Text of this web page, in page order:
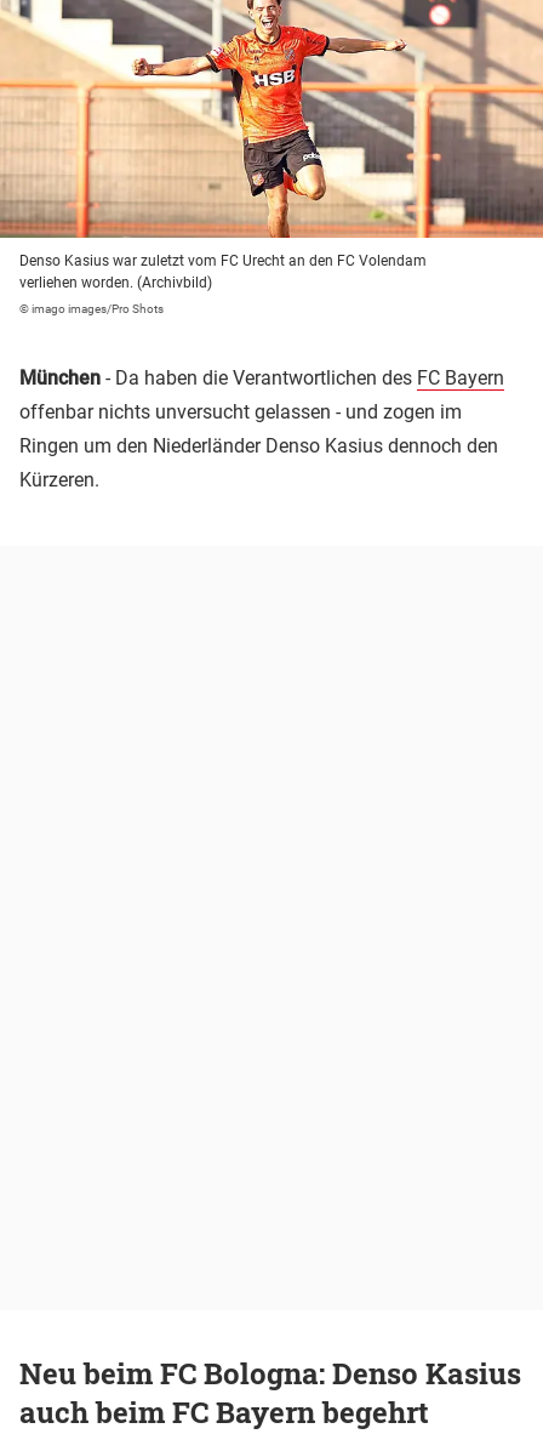
Denso Kasius war zuletzt vom FC Urecht an den FC Volendam
verliehen worden. (Archivbild)
© imago images/Pro Shots
München - Da haben die Verantwortlichen des FC Bayern
offenbar nichts unversucht gelassen - und zogen im
Ringen um den Niederländer Denso Kasius dennoch den
Kürzeren.
Neu beim FC Bologna: Denso Kasius
auch beim FC Bayern begehrt